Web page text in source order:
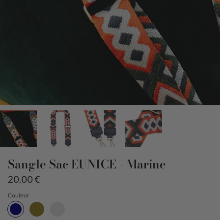
Sangle Sac EUNICE - Marine
20,00 €
Couleur
Marine